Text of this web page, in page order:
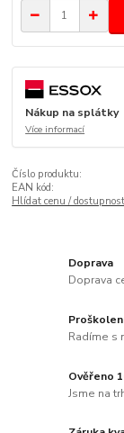
Nákup na splátky
Více informací
Číslo produktu:
EAN kód:
Hlídat cenu / dostupnost
Doprava
Doprava
Radíme s
Ověřeno
Jsme na